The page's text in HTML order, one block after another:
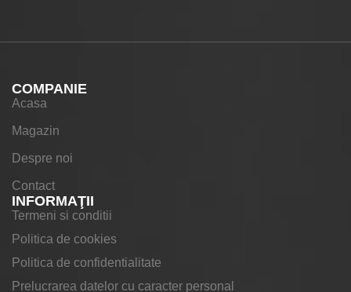
COMPANIE
Acasa
Magazin
Despre noi
Contact
INFORMAŢII
Termeni si conditii
Politica de cookies
Politica de confidentialitate
Prelucrarea datelor cu caracter personal